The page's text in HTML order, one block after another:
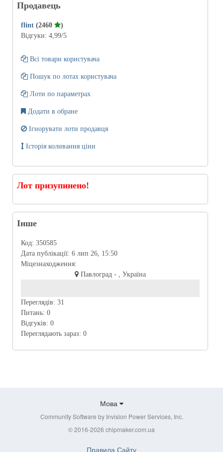
Продавець
flint (2460
)
Відгуки: 4,99/5
Всі товари користувача
Пошук по лотах користувача
Лоти по параметрах
Додати в обране
Ігнорувати лоти продавця
Історія коливання ціни
Лот призупинено!
Інше
Код: 350585
Дата публікації: 6 лип 26, 15:50
Міцезнаходження:
Павлоград - , Україна
Переглядів: 31
Питань: 0
Відгуків: 0
Переглядають зараз: 0
Мова
Community Software by Invision Power Services, Inc.
© 2016-2026 chipmaker.com.ua
Правила Сайту